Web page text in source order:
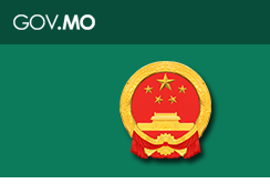
特
政
区
政
口